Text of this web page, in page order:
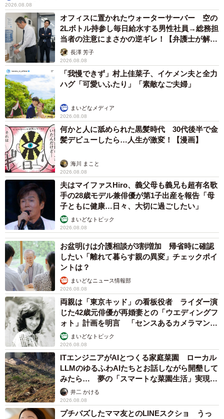
2026.08.08
オフィスに置かれたウォーターサーバー 空の
2Lボトル持参し毎日給水する男性社員→総務担
当者の注意にまさかの逆ギレ！【弁護士が解
説】長澤 芳子
2026.08.08
「我慢できず」村上佳菜子、イケメン夫と全力
ハグ「可愛いふたり」「素敵なご夫婦」
まいどなメディア
2026.08.08
何かと人に舐められた黒髪時代 30代後半で金
髪デビューしたら…人生が激変！【漫画】
海川 まこと
2026.08.08
夫はマイファスHiro、義父母も義兄も超有名歌
手の28歳モデル兼俳優が第1子出産を報告「母
子ともに健康…日々、大切に過ごしたい」
まいどなトピック
2026.08.08
お盆明けは介護相談が3割増加 帰省時に確認
したい「離れて暮らす親の異変」チェックポイ
ントは？
まいどなニュース情報部
2026.08.08
両親は「東京キッド」の看板役者 ライダー演
じた42歳元俳優が再婚妻との「ウエディングフ
ォト」計画を明言 「センスあるカメラマン求
む」まいどなトピック
2026.08.08
ITエンジニアがAIとつくる家庭菜園 ローカル
LLMのゆるふわAIたちとお話しながら開墾して
みたら… 夢の「スマートな菜園生活」実現な
るか井二 かける
2026.08.08
プチバズしたママ友とのLINEスクショ うっ